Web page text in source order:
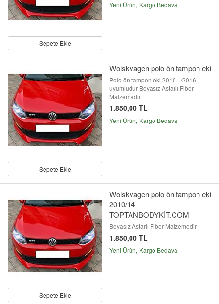
Sepete Ekle
Yeni Ürün Kargo Bedava
Sepete Ekle
Wolskvagen polo ön tampon eki
Polo ön tampon eki 2010 _/2016
uyumludur Boyasız Astarlı Fiber
Malzemedir.
1.850,00 TL
Yeni Ürün Kargo Bedava
Sepete Ekle
Wolskvagen polo ön tampon eki
2010/14
TOPTANBODYKİT.COM
Boyasız Astarlı Fiber Malzemedir.
1.850,00 TL
Yeni Ürün Kargo Bedava